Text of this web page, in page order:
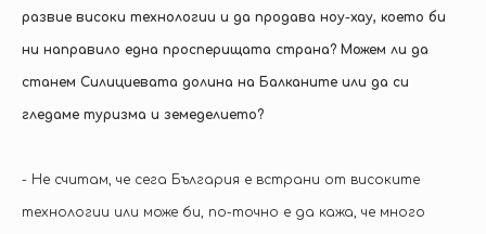
развие високи технологии и да продава ноу-хау, което би
ни направило една просперищата страна? Можем ли да
станем Силициевата долина на Балканите или да си
гледаме туризма и земеделието?
- Не считам, че сега България е встрани от високите
технологии или може би, по-точно е да кажа, че много